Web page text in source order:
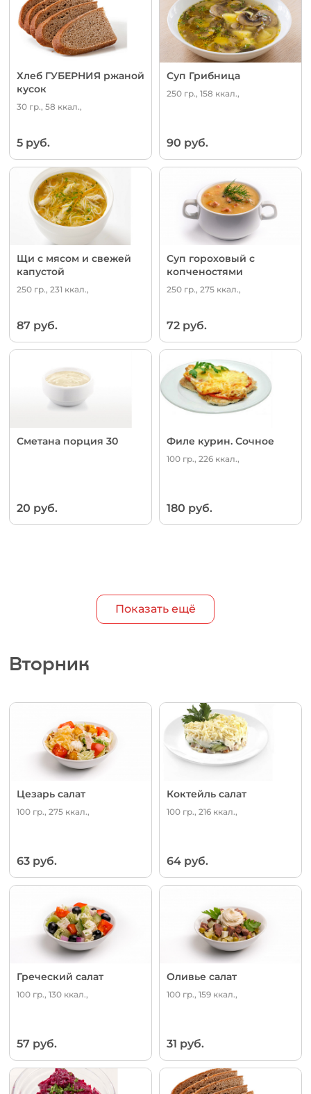
Хлеб ГУБЕРНИЯ ржаной
кусок
30 гр., 58 ккал.,
5 руб.
Суп Грибница
250 гр., 158 ккал.,
90 руб.
Щи с мясом и свежей
капустой
250 гр., 231 ккал.,
87 руб.
Суп гороховый с
копченостями
250 гр., 275 ккал.,
72 руб.
Сметана порция 30
20 руб.
Филе курин. Сочное
100 гр., 226 ккал.,
180 руб.
Показать ещё
Вторник
Цезарь салат
100 гр., 275 ккал.,
63 руб.
Коктейль салат
100 гр., 216 ккал.,
64 руб.
Греческий салат
100 гр., 130 ккал.,
57 руб.
Оливье салат
100 гр., 159 ккал.,
31 руб.